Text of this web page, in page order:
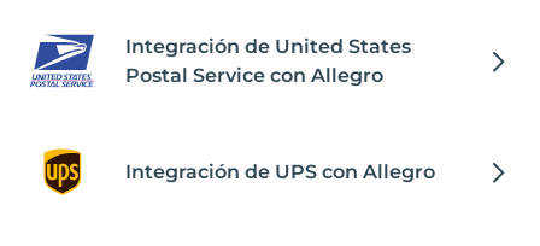
Integración de United States
Postal Service con Allegro
Integración de UPS con Allegro